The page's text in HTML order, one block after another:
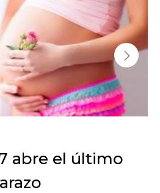
abre el último